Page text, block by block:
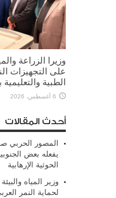
وزيرا الزراعة
على التجهيزات
الطبية والتعليمية
6 أغسطس، 2026
أحدث المقالات
المصور الحربي
يفعله بعض
الحوثية الإرهابية
وزير المياه
لحماية النمر